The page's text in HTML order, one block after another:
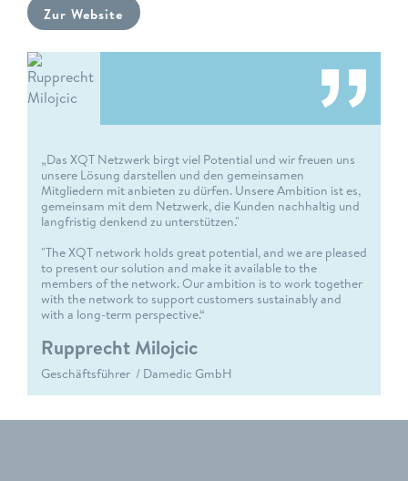
Zur Website
„Das XQT Netzwerk birgt viel Potential und wir freuen uns
unsere Lösung darstellen und den gemeinsamen
Mitgliedern mit anbieten zu dürfen. Unsere Ambition ist es,
gemeinsam mit dem Netzwerk, die Kunden nachhaltig und
langfristig denkend zu unterstützen."
"The XQT network holds great potential, and we are pleased
to present our solution and make it available to the
members of the network. Our ambition is to work together
with the network to support customers sustainably and
with a long-term perspective.“
Rupprecht Milojcic
Geschäftsführer / Damedic GmbH